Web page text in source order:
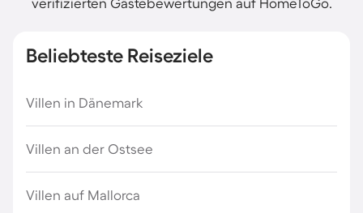
Beliebteste Reiseziele
Villen in Dänemark
Villen an der Ostsee
Villen auf Mallorca